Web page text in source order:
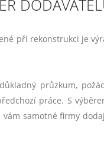
při rekonstrukci je
průzkum,
práce. S
vám samotné firmy